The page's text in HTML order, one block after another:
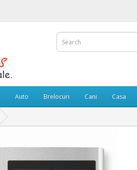
Auto Brelocuri Cani Casa